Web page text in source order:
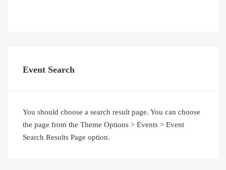
Event Search
You should choose a search result page. You can choose
the page from the Theme Options > Events > Event
Search Results Page option.